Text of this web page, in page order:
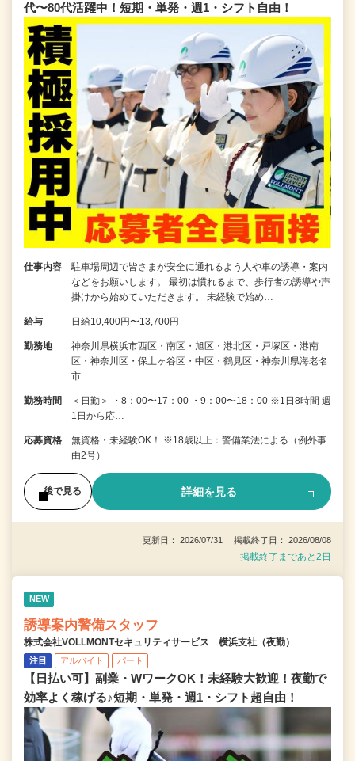
代〜80代活躍中！短期・単発・週1・シフト自由！
仕事内容
駐車場周辺で皆さまが安全に通れるよう人や車の誘導・案内
などをお願いします。 最初は慣れるまで、歩行者の誘導や声
掛けから始めていただきます。 未経験で始め…
給与 日給10,400円〜13,700円
勤務地
神奈川県横浜市西区・南区・旭区・港北区・戸塚区・港南
区・神奈川区・保土ヶ谷区・中区・鶴見区・神奈川県海老名
市
勤務時間
＜日勤＞ ・8：00〜17：00 ・9：00〜18：00 ※1日8時間 週
1日から応…
応募資格
無資格・未経験OK！ ※18歳以上：警備業法による（例外事
由2号）
後で見る 詳細を見る
更新日： 2026/07/31 掲載終了日： 2026/08/08
掲載終了まであと2日
NEW
誘導案内警備スタッフ
株式会社VOLLMONTセキュリティサービス 横浜支社（夜勤）
注目 アルバイト パート
【日払い可】副業・WワークOK！未経験大歓迎！夜勤で
効率よく稼げる♪短期・単発・週1・シフト超自由！